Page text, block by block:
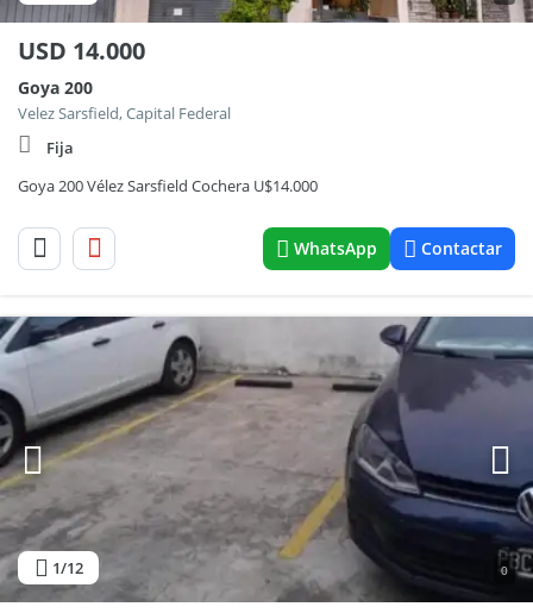
USD 14.000
Goya 200
Velez Sarsfield, Capital Federal
Fija
Goya 200 Vélez Sarsfield Cochera U$14.000
WhatsApp Contactar
1/12 0